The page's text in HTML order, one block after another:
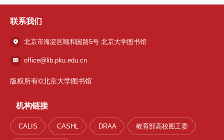
联系我们
北京市海淀区颐和园路5号 北京大学图书馆
office@lib.pku.edu.cn
版权所有©北京大学图书馆
机构链接
CALIS CASHL DRAA 教育部高校图工委